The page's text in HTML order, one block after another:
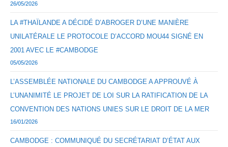
26/05/2026
LA #THAÏLANDE A DÉCIDÉ D’ABROGER D’UNE MANIÈRE
UNILATÉRALE LE PROTOCOLE D’ACCORD MOU44 SIGNÉ EN
2001 AVEC LE #CAMBODGE
05/05/2026
L’ASSEMBLÉE NATIONALE DU CAMBODGE A APPROUVÉ À
L’UNANIMITÉ LE PROJET DE LOI SUR LA RATIFICATION DE LA
CONVENTION DES NATIONS UNIES SUR LE DROIT DE LA MER
16/01/2026
CAMBODGE : COMMUNIQUÉ DU SECRÉTARIAT D’ÉTAT AUX